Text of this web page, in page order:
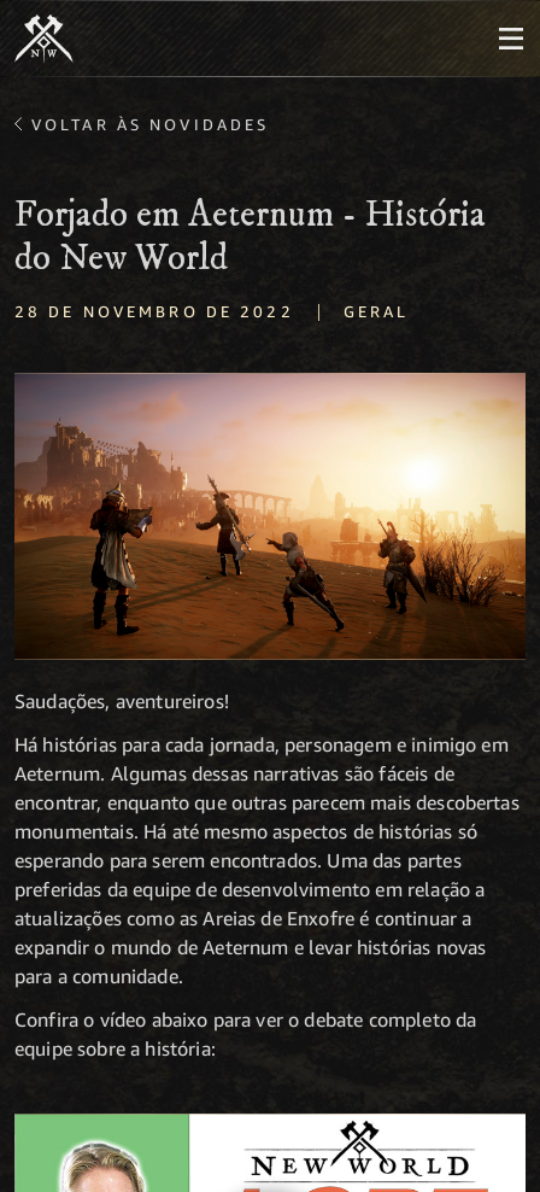
VOLTAR ÀS NOVIDADES
Forjado em Aeternum - História
do New World
28 DE NOVEMBRO DE 2022 | GERAL
Saudações, aventureiros!
Há histórias para cada jornada, personagem e inimigo em
Aeternum. Algumas dessas narrativas são fáceis de
encontrar, enquanto que outras parecem mais descobertas
monumentais. Há até mesmo aspectos de histórias só
esperando para serem encontrados. Uma das partes
preferidas da equipe de desenvolvimento em relação a
atualizações como as Areias de Enxofre é continuar a
expandir o mundo de Aeternum e levar histórias novas
para a comunidade.
Confira o vídeo abaixo para ver o debate completo da
equipe sobre a história: